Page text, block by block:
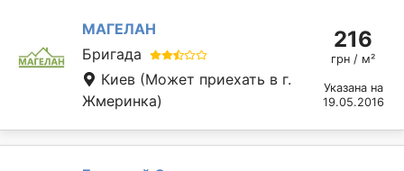
МАГЕЛАН
Бригада
Киев (Может приехать в г.
Жмеринка)
216
грн / м²
Указана на
19.05.2016